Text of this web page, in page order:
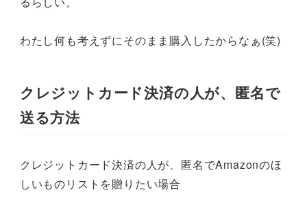
わたし何も考えずにそのまま購入したからなぁ(笑)
クレジットカード決済の人が、匿名で
送る方法
クレジットカード決済の人が、匿名でAmazonのほ
しいものリストを贈りたい場合